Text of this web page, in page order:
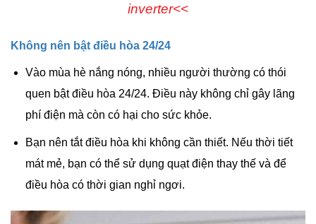
inverter<<
Không nên bật điều hòa 24/24
Vào mùa hè nắng nóng, nhiều người thường có thói
quen bật điều hòa 24/24. Điều này không chỉ gây lãng
phí điện mà còn có hại cho sức khỏe.
Bạn nên tắt điều hòa khi không cần thiết. Nếu thời tiết
mát mẻ, bạn có thể sử dụng quạt điện thay thế và để
điều hòa có thời gian nghỉ ngơi.